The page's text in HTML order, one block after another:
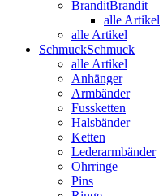
BranditBrandit
alle Artikel
alle Artikel
SchmuckSchmuck
alle Artikel
Anhänger
Armbänder
Fussketten
Halsbänder
Ketten
Lederarmbänder
Ohrringe
Pins